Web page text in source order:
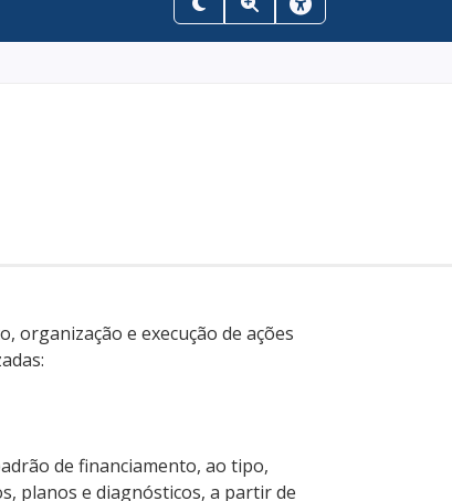
organização e execução de ações
de financiamento, ao tipo,
planos e diagnósticos, a partir de